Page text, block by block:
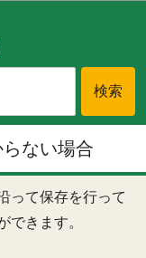
ない場合
って保存を行って
できます。